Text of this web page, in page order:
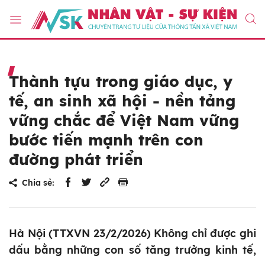
Thành tựu trong giáo dục, y
tế, an sinh xã hội - nền tảng
vững chắc để Việt Nam vững
bước tiến mạnh trên con
đường phát triển
Chia sẻ:
Hà Nội (TTXVN 23/2/2026) Không chỉ được ghi
dấu bằng những con số tăng trưởng kinh tế,